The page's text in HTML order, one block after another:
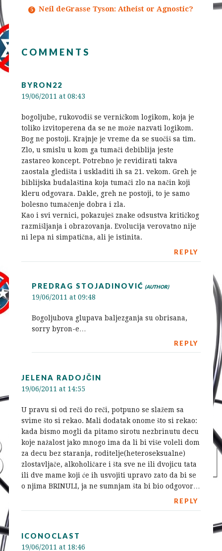
Neil deGrasse Tyson: Atheist or Agnostic?
COMMENTS
BYRON22
19/06/2011 at 08:43
bogoljube, rukovodiš se verničkom logikom, koja je
toliko izvitoperena da se ne može nazvati logikom.
Bog ne postoji. Krajnje je vreme da se suočiš sa tim.
Zlo, u smislu u kom ga tumači debiblija jeste
zastareo koncept. Potrebno je revidirati takva
zaostala gledišta i uskladiti ih sa 21. vekom. Greh je
biblijska budalaština koja tumači zlo na način koji
kleru odgovara. Dakle, greh ne postoji, to je samo
bolesno tumačenje dobra i zla.
Kao i svi vernici, pokazuješ znake odsustva kritičkog
razmišljanja i obrazovanja. Evolucija verovatno nije
ni lepa ni simpatična, ali je istinita.
REPLY
PREDRAG STOJADINOVIĆ
19/06/2011 at 09:48
Bogoljubova glupava baljezganja su obrisana,
sorry byron-e…
REPLY
JELENA RADOJČIN
19/06/2011 at 14:55
U pravu si od reči do reči, potpuno se slažem sa
svime što si rekao. Mali dodatak onome što si rekao:
kada bismo mogli da pitamo sirotu nezbrinutu decu
koje nažalost jako mnogo ima da li bi više voleli dom
za decu bez staranja, roditelje(heteroseksualne)
zlostavljače, alkoholičare i šta sve ne ili dvojicu tata
ili dve mame koji će ih usvojiti upravo zato da bi se
o njima BRINULI, ja ne sumnjam šta bi bio odgovor…
REPLY
ICONOCLAST
19/06/2011 at 18:46